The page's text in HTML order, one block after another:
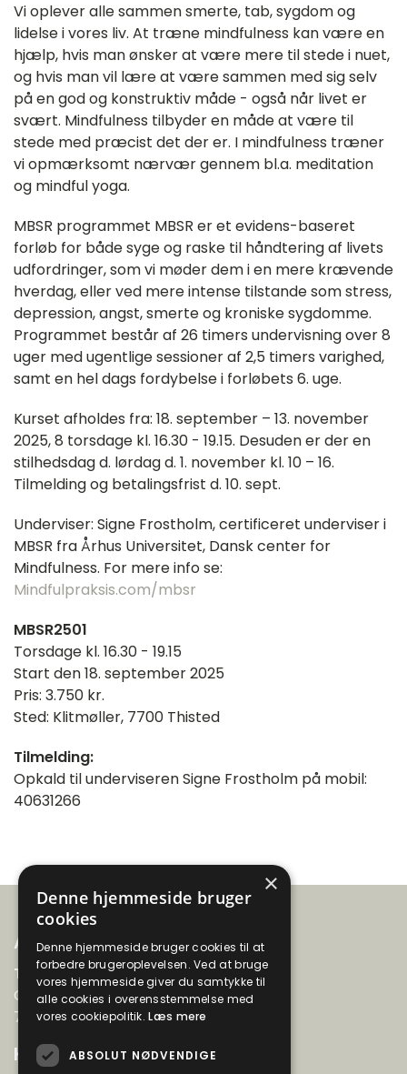
Vi oplever alle sammen smerte, tab, sygdom og
lidelse i vores liv. At træne mindfulness kan være en
hjælp, hvis man ønsker at være mere til stede i nuet,
og hvis man vil lære at være sammen med sig selv
på en god og konstruktiv måde - også når livet er
svært. Mindfulness tilbyder en måde at være til
stede med præcist det der er. I mindfulness træner
vi opmærksomt nærvær gennem bl.a. meditation
og mindful yoga.
MBSR programmet MBSR er et evidens-baseret
forløb for både syge og raske til håndtering af livets
udfordringer, som vi møder dem i en mere krævende
hverdag, eller ved mere intense tilstande som stress,
depression, angst, smerte og kroniske sygdomme.
Programmet består af 26 timers undervisning over 8
uger med ugentlige sessioner af 2,5 timers varighed,
samt en hel dags fordybelse i forløbets 6. uge.
Kurset afholdes fra: 18. september – 13. november
2025, 8 torsdage kl. 16.30 - 19.15. Desuden er der en
stilhedsdag d. lørdag d. 1. november kl. 10 – 16.
Tilmelding og betalingsfrist d. 10. sept.
Underviser: Signe Frostholm, certificeret underviser i
MBSR fra Århus Universitet, Dansk center for
Mindfulness. For mere info se:
Mindfulpraksis.com/mbsr
MBSR2501
Torsdage kl. 16.30 - 19.15
Start den 18. september 2025
Pris: 3.750 kr.
Sted: Klitmøller, 7700 Thisted
Tilmelding:
Opkald til underviseren Signe Frostholm på mobil:
40631266
Adresse
Thyboernes Aftenskole
Gyvelvænget 99
7730 Hanstholm
Kontakt
×
Denne hjemmeside bruger
cookies
Denne hjemmeside bruger cookies til at
forbedre brugeroplevelsen. Ved at bruge
vores hjemmeside giver du samtykke til
alle cookies i overensstemmelse med
vores cookiepolitik.Læs mere
ABSOLUT NØDVENDIGE